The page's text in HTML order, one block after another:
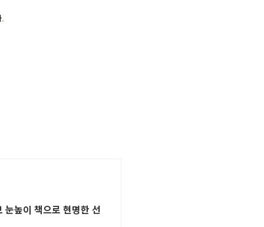
높이 책으로 현명한 선